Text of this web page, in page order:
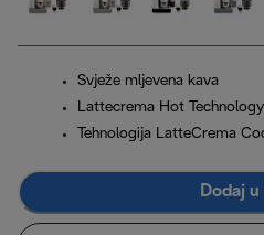
Svježe mljevena kava
Lattecrema Hot Technology
Tehnologija LatteCrema
Dodaj